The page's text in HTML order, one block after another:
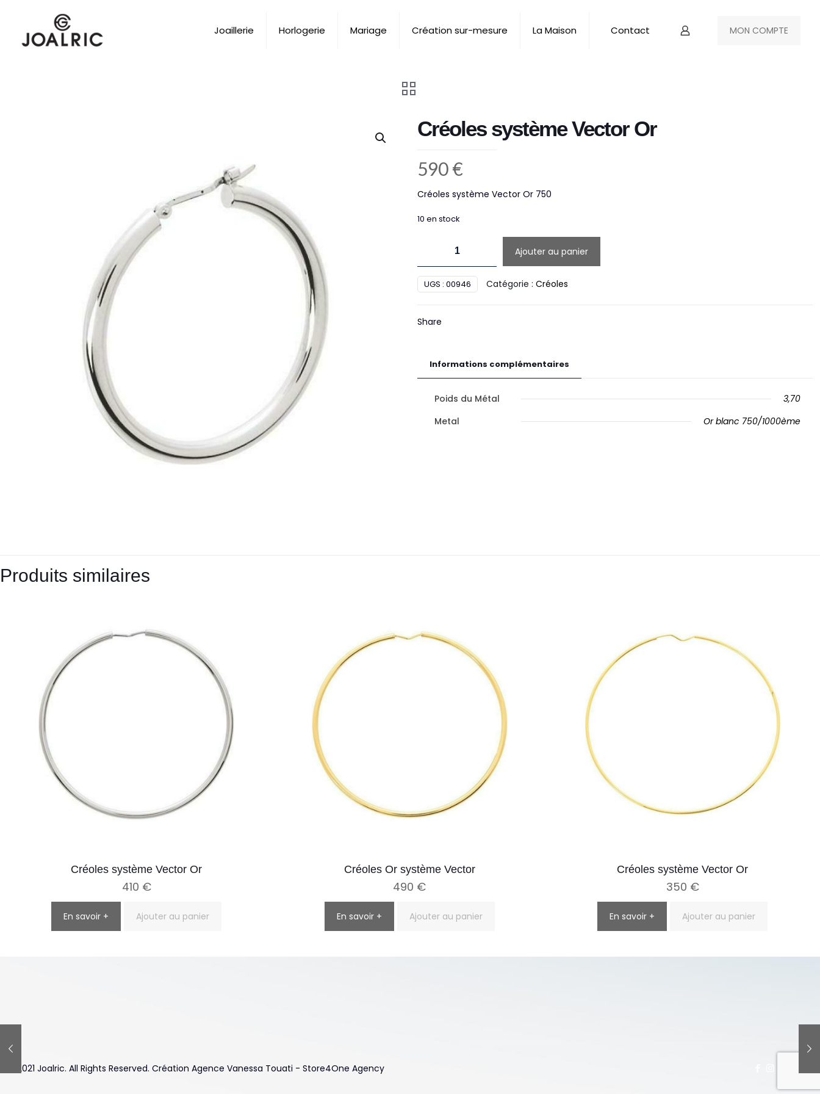
Joaillerie Horlogerie Mariage Création sur-mesure La Maison Contact MON COMPTE
Créoles système Vector Or
590€
Créoles système Vector Or 750
10 en stock
Créoles
système
Or
Ajouter au panier
UGS : 00946 Catégorie : Créoles
Share
Informations complémentaires
Poids du Métal
3,70
Metal
Or blanc 750/1000ème
Produits similaires
Créoles système Vector Or
410 €
En savoir + Ajouter au panier
Créoles Or système Vector
490 €
En savoir + Ajouter au panier
Créoles système Vector Or
350 €
En savoir + Ajouter au panier
© 2021 Joalric. All Rights Reserved. Création Agence Vanessa Touati - Store4One Agency